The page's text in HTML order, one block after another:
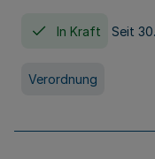
In Kraft Seit
Verordnung